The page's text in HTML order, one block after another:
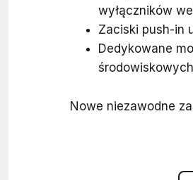
wyłączników
Zaciski push-in
Dedykowane
Nowe niezawodne